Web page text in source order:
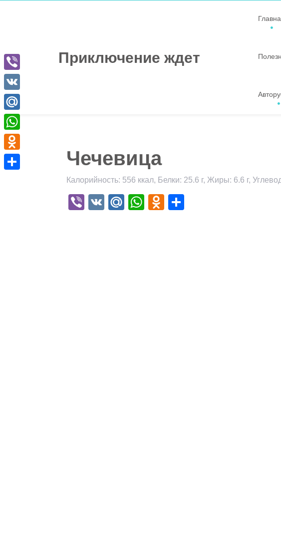
Приключение ждет
Чечевица
Калорийность: 556 ккал, Белки: 25.6 г, Жиры: 6.6 г,
Viber
VK Mail.Ru
WhatsApp
Odnoklassniki
Viber
VK
Mail.Ru
WhatsApp
Odnoklassniki